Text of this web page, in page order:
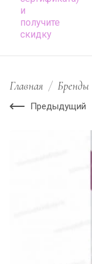
Главная / Бренды
Предыдущий